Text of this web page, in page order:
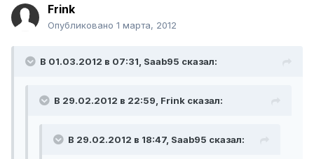
Frink
Опубликовано 1 марта, 2012
В 01.03.2012 в 07:31, Saab95 сказал:
В 29.02.2012 в 22:59, Frink сказал:
В 29.02.2012 в 18:47, Saab95 сказал: